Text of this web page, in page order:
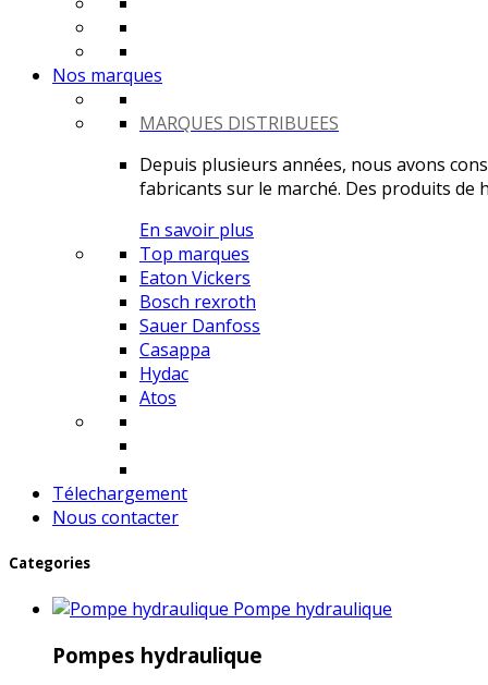
Nos marques
MARQUES DISTRIBUEES
Depuis plusieurs années, nous avons
fabricants sur le marché. Des produits de
En savoir plus
Top marques
Eaton Vickers
Bosch rexroth
Sauer Danfoss
Casappa
Hydac
Atos
Télechargement
Nous contacter
Categories
Pompe hydraulique
Pompes hydraulique